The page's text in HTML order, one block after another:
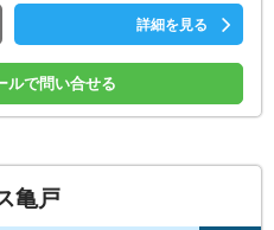
詳細を見る
ルで問い合せる
亀戸